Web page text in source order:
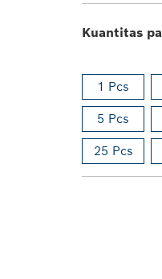
Kuantitas
1 Pcs
5 Pcs
25 Pcs